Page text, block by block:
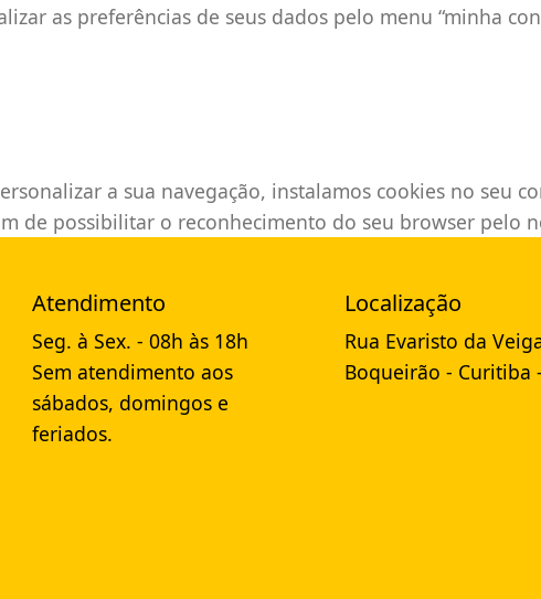
as preferências de seus dados pelo menu “minha
a sua navegação, instalamos cookies no seu
de possibilitar o reconhecimento do seu browser pelo
Atendimento
Seg. à Sex. - 08h às 18h
Sem atendimento aos
sábados, domingos e
feriados.
Localização
Rua Evaristo da
Boqueirão - Curitiba -